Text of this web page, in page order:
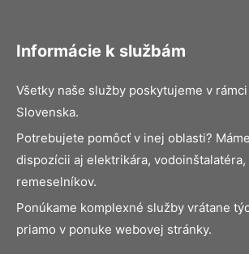
Informácie k službám
Všetky naše služby poskytujeme v
Slovenska.
Potrebujete pomôcť v inej oblasti?
dispozícii aj elektrikára, vodoinštalatéra,
remeselníkov.
Ponúkame komplexné služby vrátane
priamo v ponuke webovej stránky.